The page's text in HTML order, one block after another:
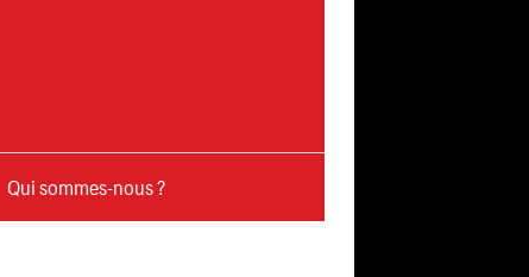
Qui sommes-nous ?